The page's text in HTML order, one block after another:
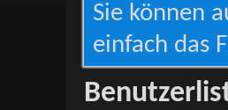
Sie können
einfach das